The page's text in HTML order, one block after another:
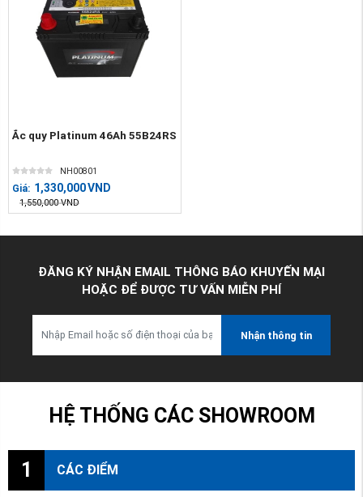
Ắc quy Platinum 46Ah 55B24RS
NH00801
Giá: 1,330,000VND
1,550,000 VND
ĐĂNG KÝ NHẬN EMAIL THÔNG BÁO KHUYẾN MẠI
HOẶC ĐỂ ĐƯỢC TƯ VẤN MIỄN PHÍ
Nhận thông tin
HỆ THỐNG CÁC SHOWROOM
1 CÁC ĐIỂM